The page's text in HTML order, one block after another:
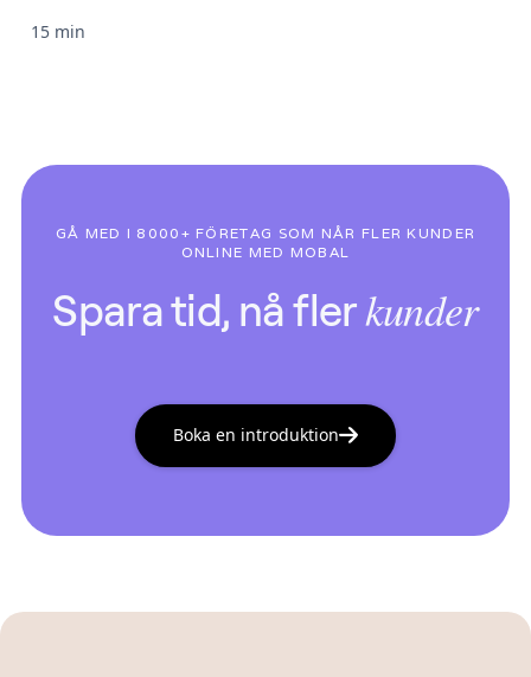
15 min
GÅ MED I 8000+ FÖRETAG SOM NÅR FLER KUNDER
ONLINE MED MOBAL
Spara tid, nå flerkunder
Boka en introduktion